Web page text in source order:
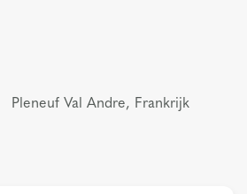
Pleneuf Val Andre, Frankrijk